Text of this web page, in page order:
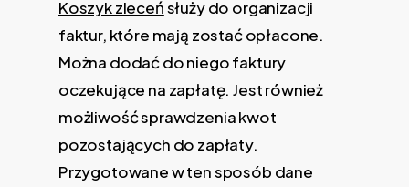
Koszyk zleceńsłuży do organizacji
faktur, które mają zostać opłacone.
Można dodać do niego faktury
oczekujące na zapłatę. Jest również
możliwość sprawdzenia kwot
pozostających do zapłaty.
Przygotowane w ten sposób dane